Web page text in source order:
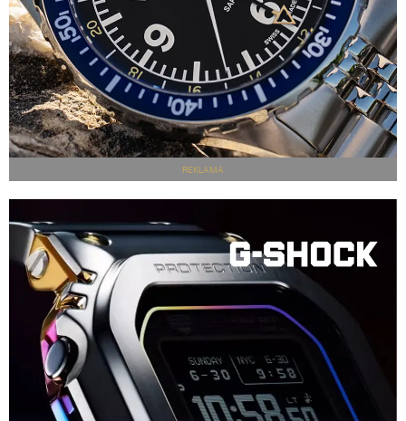
REKLAMA